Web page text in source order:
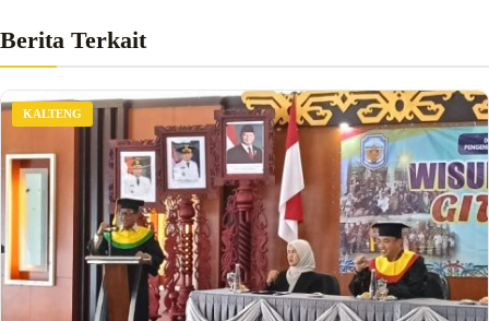
Berita Terkait
KALTENG